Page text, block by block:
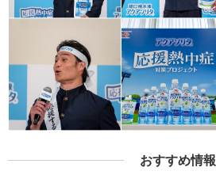
おすすめ情報